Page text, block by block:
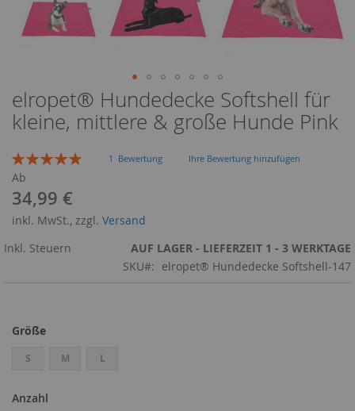
elropet® Hundedecke Softshell für
kleine, mittlere & große Hunde Pink
Bewertung:
100
% of
1 Bewertung Ihre Bewertung hinzufügen
Ab
34,99 €
inkl. MwSt., zzgl. Versand
AUF LAGER - LIEFERZEIT 1 - 3 WERKTAGE
SKU
elropet® Hundedecke Softshell-147
Inkl. Steuern
Größe
S M L
Anzahl
Zum
Anfang
der
springen